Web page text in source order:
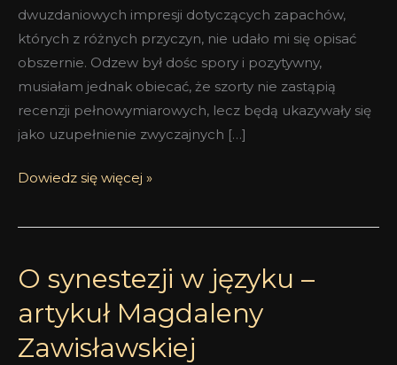
dwuzdaniowych impresji dotyczących zapachów,
których z różnych przyczyn, nie udało mi się opisać
obszernie. Odzew był dośc spory i pozytywny,
musiałam jednak obiecać, że szorty nie zastąpią
recenzji pełnowymiarowych, lecz będą ukazywały się
jako uzupełnienie zwyczajnych […]
Dowiedz się więcej »
O synestezji w języku –
artykuł Magdaleny
Zawisławskiej
O
synestezji
w
języku